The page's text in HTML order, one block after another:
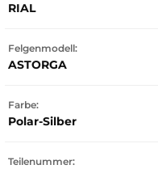
RIAL
Felgenmodell:
ASTORGA
Farbe:
Polar-Silber
Teilenummer: